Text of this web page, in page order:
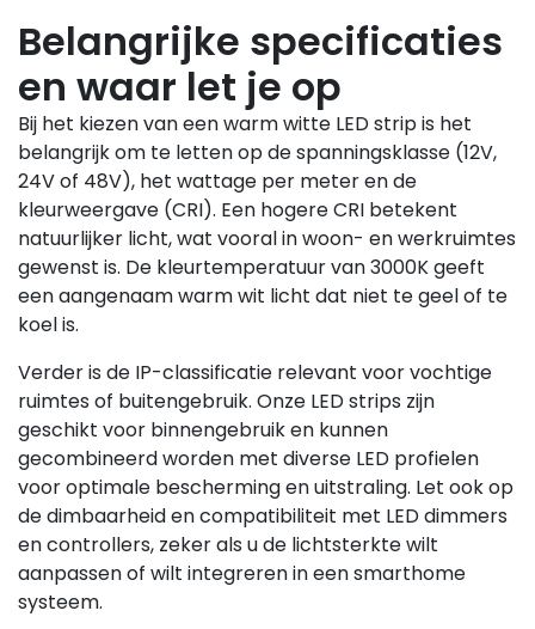
Belangrijke specificaties
en waar let je op
Bij het kiezen van een warm witte LED strip is het
belangrijk om te letten op de spanningsklasse (12V,
24V of 48V), het wattage per meter en de
kleurweergave (CRI). Een hogere CRI betekent
natuurlijker licht, wat vooral in woon- en werkruimtes
gewenst is. De kleurtemperatuur van 3000K geeft
een aangenaam warm wit licht dat niet te geel of te
koel is.
Verder is de IP-classificatie relevant voor vochtige
ruimtes of buitengebruik. Onze LED strips zijn
geschikt voor binnengebruik en kunnen
gecombineerd worden met diverse LED profielen
voor optimale bescherming en uitstraling. Let ook op
de dimbaarheid en compatibiliteit met LED dimmers
en controllers, zeker als u de lichtsterkte wilt
aanpassen of wilt integreren in een smarthome
systeem.